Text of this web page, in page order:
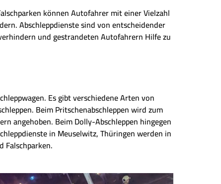
können Autofahrer mit einer Vielzahl
Abschleppdienste sind von entscheidender
und gestrandeten Autofahrern Hilfe zu
Es gibt verschiedene Arten von
Beim Pritschenabschleppen wird zum
angehoben. Beim Dolly-Abschleppen hingegen
in Meuselwitz, Thüringen werden in
Falschparken.